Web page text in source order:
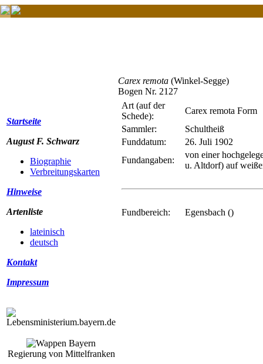
Startseite
August F. Schwarz
Biographie
Verbreitungskarten
Hinweise
Artenliste
lateinisch
deutsch
Kontakt
Impressum
Regierung von Mittelfranken
Carex remota (Winkel-Segge)
Bogen Nr. 2127
Art (auf der
Schede):
Carex remota Form
Sammler:
Schultheiß
Funddatum:
26. Juli 1902
Fundangaben:
von einer
u. Altdorf) auf
Fundbereich: Egensbach ()